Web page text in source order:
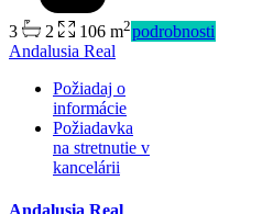
Mimo trhu
3 2 106 m2podrobnosti
Andalusia Real
Požiadaj o
informácie
Požiadavka
na stretnutie v
kancelárii